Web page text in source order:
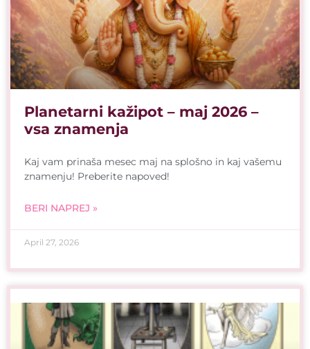
Planetarni kažipot – maj 2026 –
vsa znamenja
Kaj vam prinaša mesec maj na splošno in kaj vašemu
znamenju! Preberite napoved!
BERI NAPREJ »
April 27, 2026